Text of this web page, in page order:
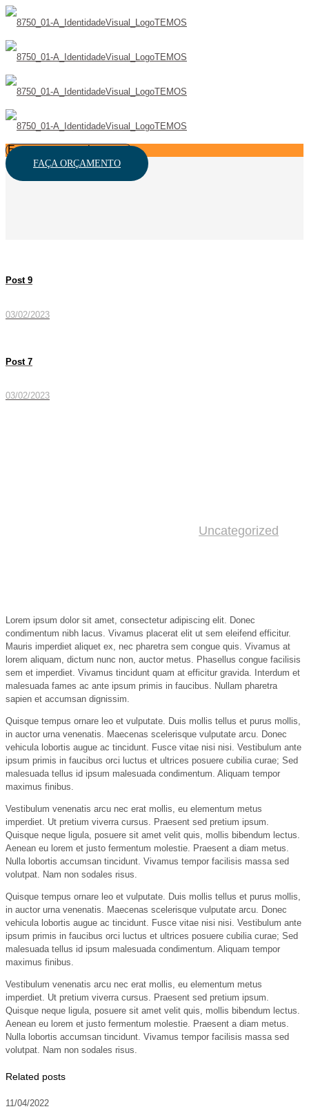
FAÇA ORÇAMENTO
Post 9
03/02/2023
Post 7
03/02/2023
Uncategorized
Lorem ipsum dolor sit amet, consectetur adipiscing elit. Donec
condimentum nibh lacus. Vivamus placerat elit ut sem eleifend efficitur.
Mauris imperdiet aliquet ex, nec pharetra sem congue quis. Vivamus at
lorem aliquam, dictum nunc non, auctor metus. Phasellus congue facilisis
sem et imperdiet. Vivamus tincidunt quam at efficitur gravida. Interdum et
malesuada fames ac ante ipsum primis in faucibus. Nullam pharetra
sapien et accumsan dignissim.
Quisque tempus ornare leo et vulputate. Duis mollis tellus et purus mollis,
in auctor urna venenatis. Maecenas scelerisque vulputate arcu. Donec
vehicula lobortis augue ac tincidunt. Fusce vitae nisi nisi. Vestibulum ante
ipsum primis in faucibus orci luctus et ultrices posuere cubilia curae; Sed
malesuada tellus id ipsum malesuada condimentum. Aliquam tempor
maximus finibus.
Vestibulum venenatis arcu nec erat mollis, eu elementum metus
imperdiet. Ut pretium viverra cursus. Praesent sed pretium ipsum.
Quisque neque ligula, posuere sit amet velit quis, mollis bibendum lectus.
Aenean eu lorem et justo fermentum molestie. Praesent a diam metus.
Nulla lobortis accumsan tincidunt. Vivamus tempor facilisis massa sed
volutpat. Nam non sodales risus.
Quisque tempus ornare leo et vulputate. Duis mollis tellus et purus mollis,
in auctor urna venenatis. Maecenas scelerisque vulputate arcu. Donec
vehicula lobortis augue ac tincidunt. Fusce vitae nisi nisi. Vestibulum ante
ipsum primis in faucibus orci luctus et ultrices posuere cubilia curae; Sed
malesuada tellus id ipsum malesuada condimentum. Aliquam tempor
maximus finibus.
Vestibulum venenatis arcu nec erat mollis, eu elementum metus
imperdiet. Ut pretium viverra cursus. Praesent sed pretium ipsum.
Quisque neque ligula, posuere sit amet velit quis, mollis bibendum lectus.
Aenean eu lorem et justo fermentum molestie. Praesent a diam metus.
Nulla lobortis accumsan tincidunt. Vivamus tempor facilisis massa sed
volutpat. Nam non sodales risus.
Related posts
11/04/2022